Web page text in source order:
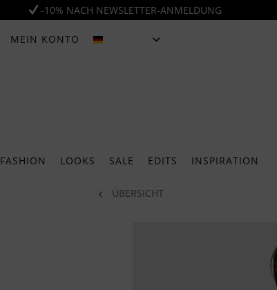
-10% NACH NEWSLETTER-ANMELDUNG
MEIN KONTO
FASHION LOOKS SALE EDITS INSPIRATION
ÜBERSICHT